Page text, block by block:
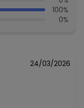
N/D*
R$ 39,99
R$ 34,99
R$ 34,99
100%
0%
24/03/2026